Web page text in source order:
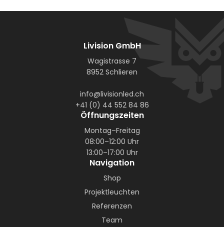
Livision GmbH
Wagistrasse 7
8952 Schlieren
info@livisionled.ch
+41 (0) 44 552 84 86
Öffnungszeiten
Montag–Freitag
08:00–12:00 Uhr
13:00–17:00 Uhr
Navigation
Shop
Projektleuchten
Referenzen
Team